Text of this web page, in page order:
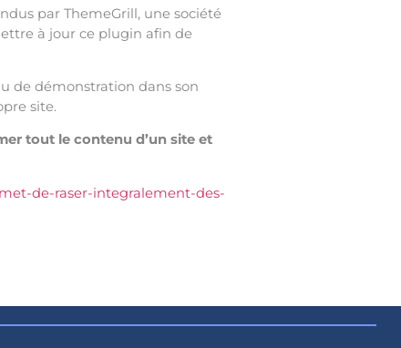
par ThemeGrill, une société
à jour ce plugin afin de
de démonstration dans son
site.
tout le contenu d’un site et
de-raser-integralement-des-